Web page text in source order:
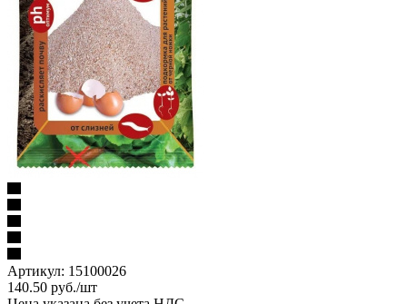
Артикул: 15100026
140.50 руб./шт